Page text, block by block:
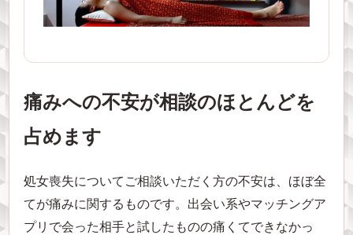
痛みへの不安が相談のほとんどを
占めます
処女喪失についてご相談いただく方の不安は、ほぼ全
てが痛みに関するものです。出会い系やマッチングア
プリで会った相手と試したものの痛くてできなかっ